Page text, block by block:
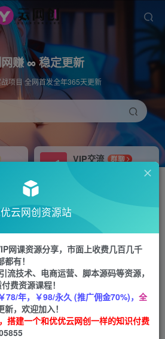
赚 ∞ 稳定更新
项目 全网首发全年365天更新
VIP交流
群聊
研究探讨更多创业项目路子。
推荐
大作战群控全自动挂机，月
详细教程】
关注 私信
云网创资源站
网课资源分享，市面上收费几百几千
有！
流技术、电商运营、脚本源码等资源，
费资源课程！
78/年，￥98/永久 (推广佣金70%)， 全
新，欢迎加入！
搭建一个和优优云网创一样的知识付费